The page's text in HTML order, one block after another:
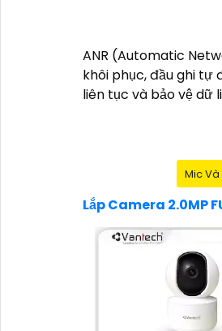
- Độ phân giải:
Có thể cài đặt cảnh
Với những tính năng
tìm mua sản phẩm
ANR (Automatic
khôi phục, đầu ghi tự
liên tục và bảo vệ dữ
Mic Và
Lắp Camera 2.0MP